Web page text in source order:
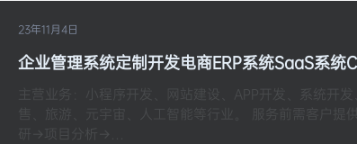
23年11月4日
企业管理系统定制开发电商ERP系统SaaS系统
主营业务：小程序开发、网站建设、APP开发、系统开
售、旅游、元宇宙、人工智能等行业。 服务前需客户
研→项目分析→…